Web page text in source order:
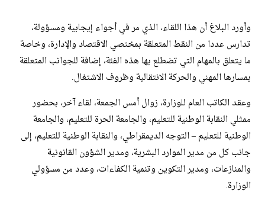
وأورد البلاغ أن هذا اللقاء، الذي مر في أجواء إيجابية ومسؤولة،
تدارس عددا من النقط المتعلقة بمختصي الاقتصاد والإدارة، وخاصة
ما يتعلق بالمهام التي تضطلع بها هذه الفئة، إضافة للجوانب المتعلقة
بمسارها المهني والحركة الانتقالية وظروف الاشتغال.
وعقد الكاتب العام للوزارة، زوال أمس الجمعة، لقاء آخر، بحضور
ممثلي النقابة الوطنية للتعليم، والجامعة الحرة للتعليم، والجامعة
الوطنية للتعليم – التوجه الديمقراطي، والنقابة الوطنية للتعليم، إلى
جانب كل من مدير الموارد البشرية، ومدير الشؤون القانونية
والمنازعات، ومدير التكوين وتنمية الكفاءات، وعدد من مسؤولي
الوزارة.